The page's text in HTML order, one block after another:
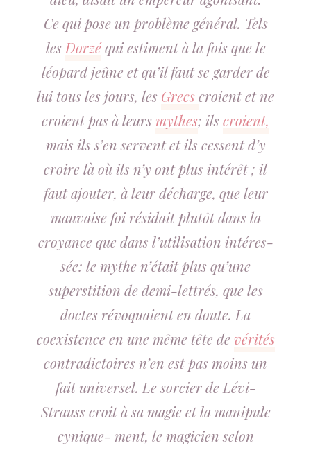
Ce qui pose un problème général. Tels
les Dorzéqui estiment à la fois que le
léopard jeûne et qu’il faut se garder de
lui tous les jours, les Grecscroient et ne
croient pas à leurs mythes; ilscroient,
mais ils s’en servent et ils cessent d’y
croire là où ils n’y ont plus intérêt ; il
faut ajouter, à leur décharge, que leur
mauvaise foi résidait plutôt dans la
croyance que dans l’utilisation intéres-
sée: le mythe n’était plus qu’une
superstition de demi-lettrés, que les
doctes révoquaient en doute. La
coexistence en une même tête devérités
contradictoires n’en est pas moins un
fait universel. Le sorcier de Lévi-
Strauss croit à sa magie et la manipule
cynique- ment, le magicien selon